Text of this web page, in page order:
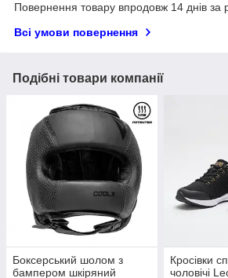
Повернення товару впродовж 14 днів за
Всі умови повернення
Подібні товари компанії
Боксерський шолом з
бампером шкіряний
Кросівки
чоловічі